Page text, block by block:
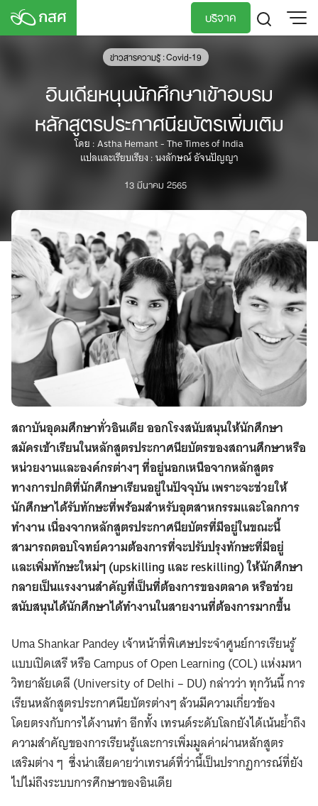
Skip
บริจาค
EN
ข่าวสารความรู้ : Covid-19
อินเดียหนุนนักศึกษาเข้าอบรม
หลักสูตรประกาศนียบัตรเพิ่มเติม
โดย : Astha Hemant - The Times of India
แปลและเรียบเรียง : นงลักษณ์ อัจนปัญญา
13 มีนาคม 2565
สถาบันอุดมศึกษาทั่วอินเดีย ออกโรงสนับสนุนให้นักศึกษา
สมัครเข้าเรียนในหลักสูตรประกาศนียบัตรของสถานศึกษาหรือ
หน่วยงานและองค์กรต่างๆ ที่อยู่นอกเหนือจากหลักสูตร
ทางการปกติที่นักศึกษาเรียนอยู่ในปัจจุบัน เพราะจะช่วยให้
นักศึกษาได้รับทักษะที่พร้อมสำหรับอุตสาหกรรมและโลกการ
ทำงาน เนื่องจากหลักสูตรประกาศนียบัตรที่มีอยู่ในขณะนี้
สามารถตอบโจทย์ความต้องการที่จะปรับปรุงทักษะที่มีอยู่
และเพิ่มทักษะใหม่ๆ (upskilling และ reskilling) ให้นักศึกษา
กลายเป็นแรงงานสำคัญที่เป็นที่ต้องการของตลาด หรือช่วย
สนับสนุนได้นักศึกษาได้ทำงานในสายงานที่ต้องการมากขึ้น
Uma Shankar Pandey เจ้าหน้าที่พิเศษประจำศูนย์การเรียนรู้
แบบเปิดเสรี หรือ Campus of Open Learning (COL) แห่งมหา
วิทยาลัยเดลี (University of Delhi – DU) กล่าวว่า ทุกวันนี้ การ
เรียนหลักสูตรประกาศนียบัตรต่างๆ ล้วนมีความเกี่ยวข้อง
โดยตรงกับการได้งานทำ อีกทั้ง เทรนด์ระดับโลกยังได้เน้นย้ำถึง
ความสำคัญของการเรียนรู้และการเพิ่มมูลค่าผ่านหลักสูตร
เสริมต่าง ๆ ซึ่งน่าเสียดายว่าเทรนด์ที่ว่านี้เป็นปรากฏการณ์ที่ยัง
ไปไม่ถึงระบบการศึกษาของอินเดีย